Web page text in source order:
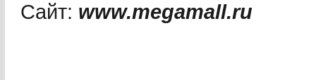
Сайт: www.megamall.ru